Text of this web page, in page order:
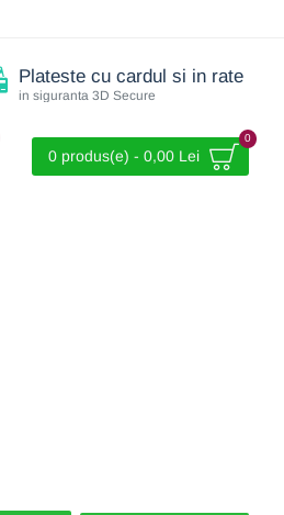
Plateste cu cardul si in rate
in siguranta 3D Secure
0 produs(e) - 0,00 Lei
0